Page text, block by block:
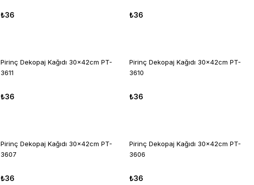
₺36 ₺36
Pirinç Dekopaj Kağıdı 30x42cm PT-
3611
₺36
Pirinç Dekopaj Kağıdı 30x42cm PT-
3610
₺36
Pirinç Dekopaj Kağıdı 30x42cm PT-
3607
₺36
Pirinç Dekopaj Kağıdı 30x42cm PT-
3606
₺36